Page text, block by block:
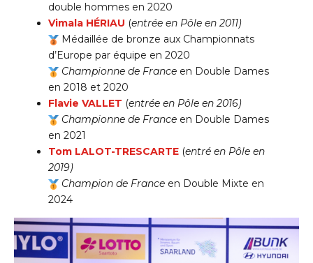
double hommes en 2020
Vimala HÉRIAU (entrée en Pôle en 2011)
Médaillée de bronze aux Championnats
d’Europe par équipe en 2020
Championne de France en Double Dames
en 2018 et 2020
Flavie VALLET (entrée en Pôle en 2016)
Championne de France en Double Dames
en 2021
Tom LALOT-TRESCARTE (entré en Pôle en
2019)
Champion de France en Double Mixte en
2024